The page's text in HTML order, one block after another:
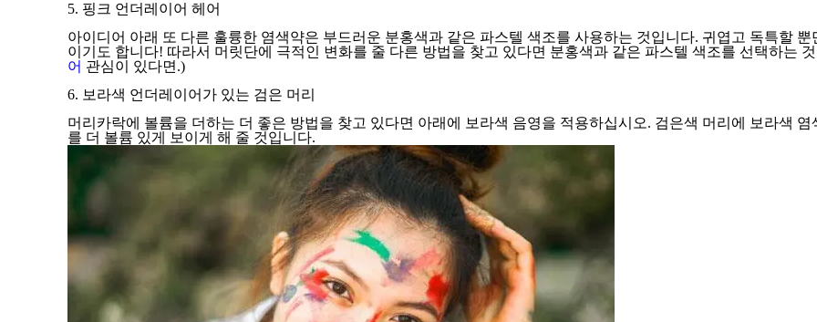
5. 핑크 언더레이어 헤어
아이디어 아래 또 다른 훌륭한 염색약은 부드러운 분홍색과 같은 파스텔 색조를 사용하는 것입니다. 귀엽고 독특할
이기도 합니다! 따라서 머릿단에 극적인 변화를 줄 다른 방법을 찾고 있다면 분홍색과 같은 파스텔 색조를 선택하는
어 관심이 있다면.)
6. 보라색 언더레이어가 있는 검은 머리
머리카락에 볼륨을 더하는 더 좋은 방법을 찾고 있다면 아래에 보라색 음영을 적용하십시오. 검은색 머리에 보라색
를 더 볼륨 있게 보이게 해 줄 것입니다.